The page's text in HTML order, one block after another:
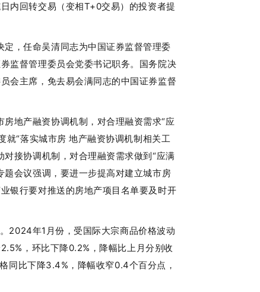
内回转交易（变相T+0交易）的投资者提
，任命吴清同志为中国证券监督管理委
监督管理委员会党委书记职务。国务院决
会主席，免去易会满同志的中国证券监督
地产融资协调机制，对合理融资需求“应
就“落实城市房 地产融资协调机制相关工
接协调机制，对合理融资需求做到“应满
会议强调，要进一步提高对建立城市房
银行要对推送的房地产项目名单要及时开
2024年1月份，受国际大宗商品价格波动
，环比下降0.2%，降幅比上月分别收
同比下降3.4%，降幅收窄0.4个百分点，